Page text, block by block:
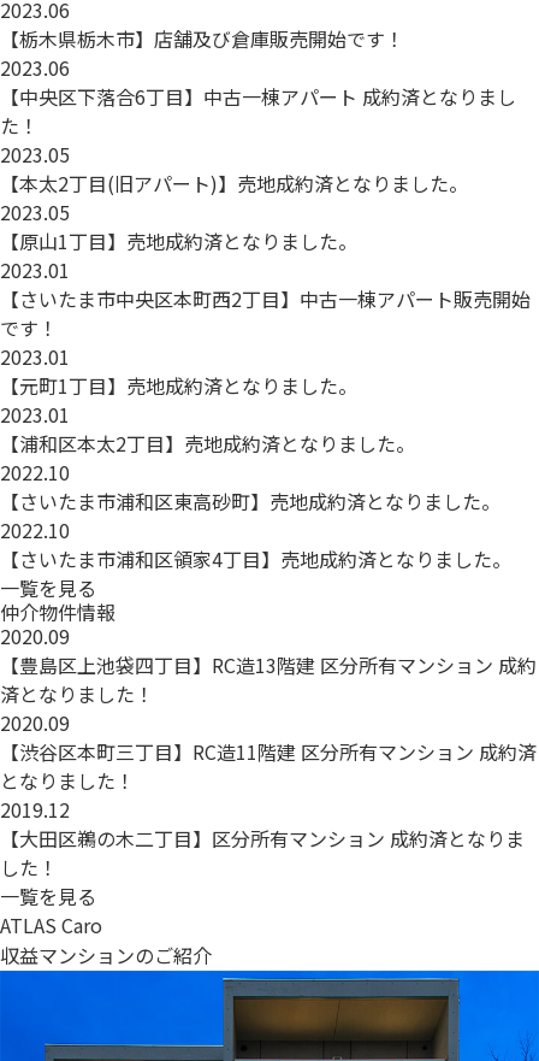
2023.06
【栃木県栃木市】店舗及び倉庫販売開始です！
2023.06
【中央区下落合6丁目】中古一棟アパート 成約済となりまし
た！
2023.05
【本太2丁目(旧アパート)】売地成約済となりました。
2023.05
【原山1丁目】売地成約済となりました。
2023.01
【さいたま市中央区本町西2丁目】中古一棟アパート販売開始
です！
2023.01
【元町1丁目】売地成約済となりました。
2023.01
【浦和区本太2丁目】売地成約済となりました。
2022.10
【さいたま市浦和区東高砂町】売地成約済となりました。
2022.10
【さいたま市浦和区領家4丁目】売地成約済となりました。
一覧を見る
仲介物件情報
2020.09
【豊島区上池袋四丁目】RC造13階建 区分所有マンション 成約
済となりました！
2020.09
【渋谷区本町三丁目】RC造11階建 区分所有マンション 成約済
となりました！
2019.12
【大田区鵜の木二丁目】区分所有マンション 成約済となりま
した！
一覧を見る
ATLAS Caro
収益マンションのご紹介